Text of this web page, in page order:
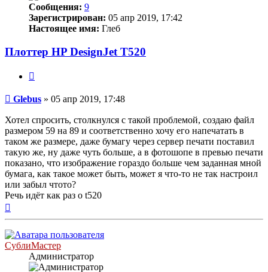
Сообщения: 9
Зарегистрирован: 05 апр 2019, 17:42
Настоящее имя: Глеб
Плоттер HP DesignJet T520
Непрочитанное
Glebus » 05 апр 2019, 17:48
Хотел спросить, столкнулся с такой проблемой, создаю файл
размером 59 на 89 и соответственно хочу его напечатать в
таком же размере, даже бумагу через сервер печати поставил
такую же, ну даже чуть больше, а в фотошопе в превью печати
показано, что изображение гораздо больше чем заданная мной
бумага, как такое может быть, может я что-то не так настроил
или забыл чтото?
Речь идёт как раз о t520
СублиМастер
Администратор